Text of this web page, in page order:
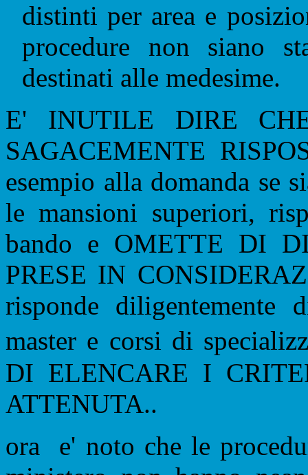
distinti per area e
procedure non siano
destinati alle medesime.
E' INUTILE DIRE
SAGACEMENTE
esempio alla domanda se
le mansioni superiori,
bando e OMETTE DI
PRESE IN
risponde diligentemente
master e corsi di
DI ELENCARE I
ATTENUTA..
ora
e' noto che le